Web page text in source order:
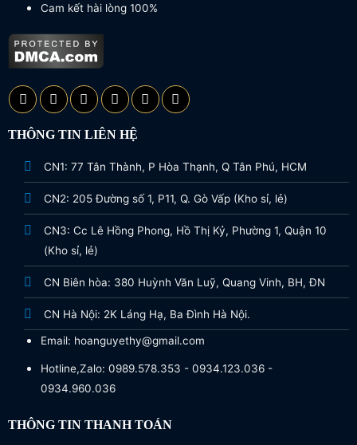
Cam kết hài lòng 100%
THÔNG TIN LIÊN HỆ
CN1: 77 Tân Thành, P Hòa Thạnh, Q Tân Phú, HCM
CN2: 205 Đường số 1, P11, Q. Gò Vấp (Kho sỉ, lẻ)
CN3: Cc Lê Hồng Phong, Hồ Thị Kỷ, Phường 1, Quận 10
(Kho sỉ, lẻ)
CN Biên hòa: 380 Huỳnh Văn Luỹ, Quang Vinh, BH, ĐN
CN Hà Nội: 2K Láng Hạ, Ba Đình Hà Nội.
Email: hoanguyethy@gmail.com
Hotline,Zalo: 0989.578.353 - 0934.123.036 -
0934.960.036
THÔNG TIN THANH TOÁN